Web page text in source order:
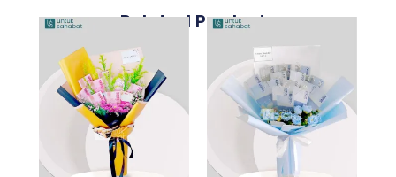
Related Products